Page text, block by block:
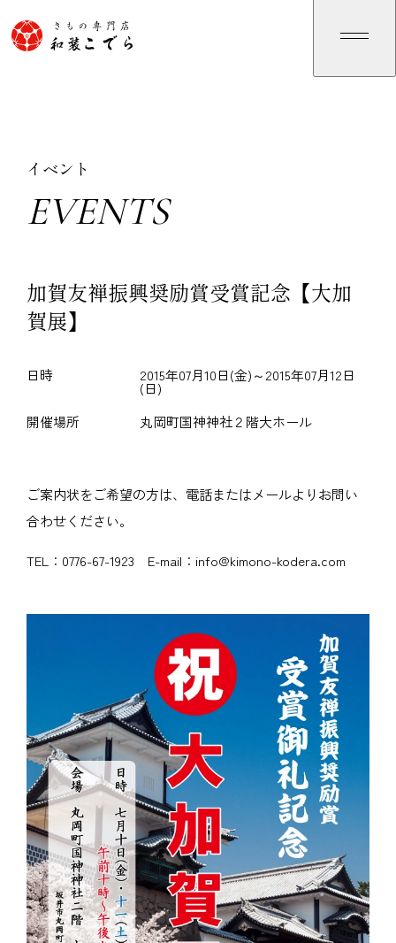
イベント
EVENTS
EVENTS
加賀友禅振興奨励賞受賞記念【大加
賀展】
日時 2015年07月10日(金)～2015年07月12日
(日)
開催場所
丸岡町国神神社２階大ホール
ご案内状をご希望の方は、電話またはメールよりお問い
合わせください。
TEL：0776-67-1923 E-mail：info@kimono-kodera.com